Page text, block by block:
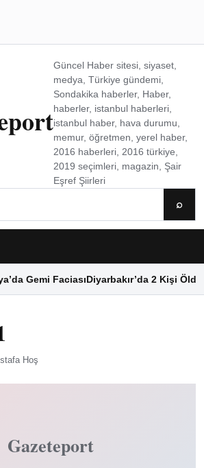
Güncel Haber sitesi, siyaset,
medya, Türkiye gündemi,
Sondakika haberler, Haber,
haberler, istanbul haberleri,
istanbul haber, hava durumu,
memur, öğretmen, yerel haber,
2016 haberleri, 2016 türkiye,
2019 seçimleri, magazin, Şair
Eşref Şiirleri
⌕
Gemi FaciasıDiyarbakır’da 2 Kişi Öldü
Hoş
Gazeteport